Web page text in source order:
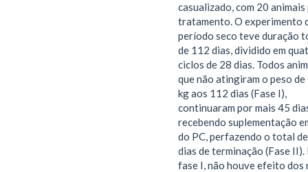
casualizado, com 20
tratamento. O experimento
período seco teve duração
de 112 dias, dividido em
ciclos de 28 dias. Todos
que não atingiram o peso
kg aos 112 dias (Fase I),
continuaram por mais 45
recebendo suplementação
do PC, perfazendo o total
dias de terminação (Fase II).
fase I, não houve efeito dos